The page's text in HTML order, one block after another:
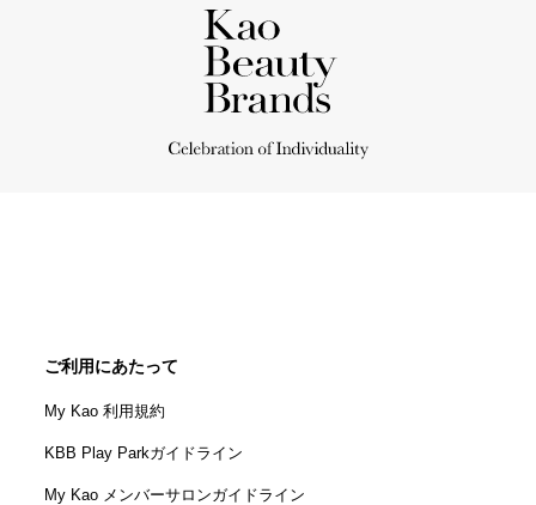
ご利用にあたって
My Kao 利用規約
KBB Play Parkガイドライン
My Kao メンバーサロンガイドライン